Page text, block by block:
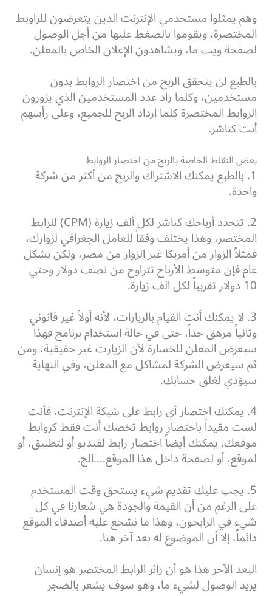
وهم يمثلوا مستخدمي الإنترنت الذين يتعرضون للراوبط
المختصرة، ويقوموا بالضغط عليها من أجل الوصول
لصفحة ويب ما، ويشاهدون الإعلان الخاص بالمعلن.
بالطبع لن يتحقق الربح من اختصار الروابط بدون
مستخدمين، وكلما زاد عدد المستخدمين الذي يزورون
الروابط المختصرة كلما ازداد الربح للجميع، وعلى رأسهم
أنت كناشر.
بعض النقاط الخاصة بالربح من اختصار الروابط
1. بالطبع يمكنك الاشتراك والربح من أكثر من شركة
واحدة.
2. تتحدد أرباحك كناشر لكل ألف زيارة (CPM) للرابط
المختصر، وهذا يختلف وفقاً للعامل الجغرافي لزوارك،
فمثلاً الزوار من أمريكا غير الزوار من مصر، ولكن بشكل
عام فإن متوسط الأرباح تتراوح من نصف دولار وحتي
10 دولار تقريباً لكل الف زيارة.
3. لا يمكنك أنت القيام بالزيارات، لأنه أولاً غير قانوني
وثانياً مرهق جداً، حتى في حالة استخدام برنامج فهذا
سيعرض المعلن للخسارة لأن الزيارت غير حقيقية، ومن
ثم سيعرض الشركة لمشاكل مع المعلن، وفي النهاية
سيؤدي لغلق حسابك.
4. يمكنك اختصار أي رابط على شبكة الإنترنت، فأنت
لست مقيداً باختصار روابط تخصك أنت فقط كروابط
موقعك. يمكنك أيضاً اختصار رابط لفيديو أو لتطبيق، أو
لموقع، أو لصفحة داخل هذا الموقع….الخ.
5. يجب عليك تقديم شيء يستحق وقت المستخدم
على الرغم من أن القيمة والجودة هي شعارنا في كل
شيء في الرابحون، وهذا ما نشجع عليه أصدقاء الموقع
دائماً، إلا أن الموضوع له بعد آخر هنا.
البعد الآخر هذا هو أن زائر الرابط المختصر هو إنسان
يريد الوصول لشيء ما، وهو سوف يشعر بالضجر